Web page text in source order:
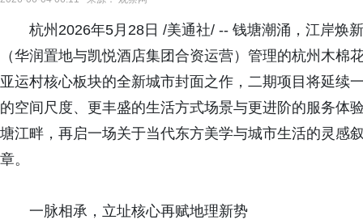
杭州2026年5月28日 /美通社/ -- 钱塘潮涌，江岸焕
（华润置地与凯悦酒店集团合资运营）管理的杭州木
亚运村核心板块的全新城市封面之作，二期项目将延续
的空间尺度、更丰盛的生活方式场景与更进阶的服务体
塘江畔，再启一场关于当代东方美学与城市生活的灵感
章。
一脉相承，立址核心再赋地理新势